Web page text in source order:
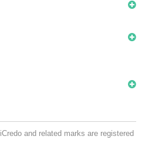
iCredo and related marks are registered